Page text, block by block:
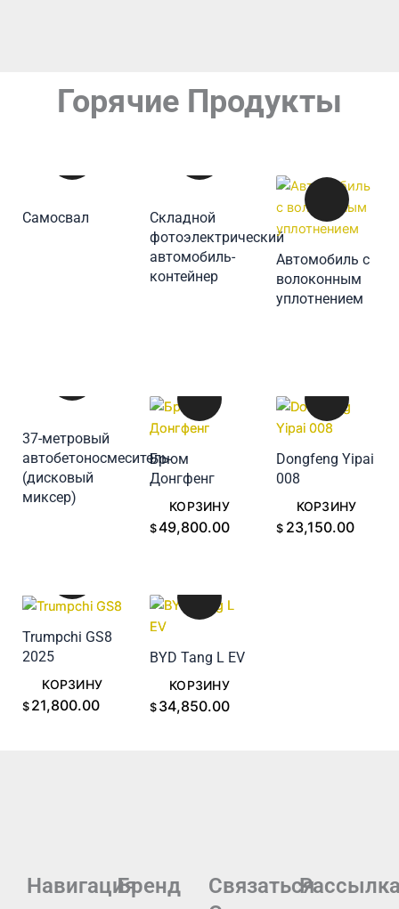
Горячие Продукты
Самосвал
КОРЗИНУ
Складной
фотоэлектрический
автомобиль-
контейнер
ДОБАВИТЬ В
КОРЗИНУ
Автомобиль с
волоконным
уплотнением
ДОБАВИТЬ В
КОРЗИНУ
37-метровый
автобетоносмеситель
(дисковый
миксер)
ДОБАВИТЬ В
КОРЗИНУ
Брюм
Донгфенг
$49,800.00
ДОБАВИТЬ В
КОРЗИНУ
Dongfeng Yipai
008
$ 23,150.00
ДОБАВИТЬ В
КОРЗИНУ
Trumpchi GS8
2025
$ 21,800.00
ДОБАВИТЬ В
КОРЗИНУ
BYD Tang L EV
$ 34,850.00
ДОБАВИТЬ В
КОРЗИНУ
НавигацияБренд
Связаться